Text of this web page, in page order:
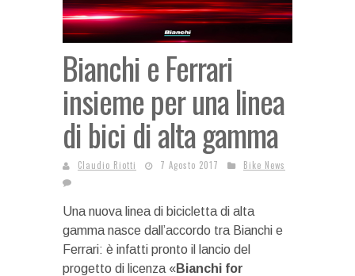
Bianchi e Ferrari
insieme per una linea
di bici di alta gamma
Claudio Riotti 7 Agosto 2017 Bike News
Una nuova linea di bicicletta di alta
gamma nasce dall’accordo tra Bianchi e
Ferrari: è infatti pronto il lancio del
progetto di licenza «Bianchi for